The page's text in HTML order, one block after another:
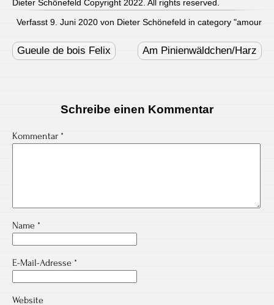
Dieter Schönefeld Copyright 2022. All rights reserved.
Verfasst 9. Juni 2020 von Dieter Schönefeld in category "amour
navigation
Gueule de bois Felix Am Pinienwäldchen/Harz
Schreibe einen Kommentar
Kommentar *
Name *
E-Mail-Adresse *
Website